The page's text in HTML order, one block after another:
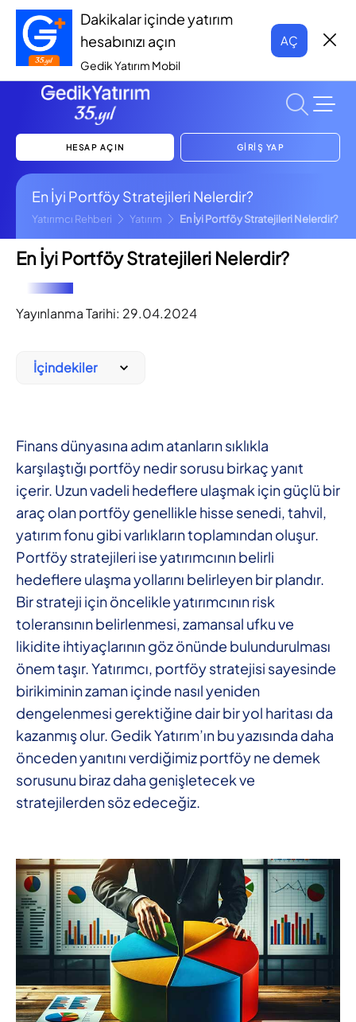
Dakikalar içinde yatırım
hesabınızı açın
Gedik Yatırım Mobil
AÇ
HESAP AÇIN GİRİŞ YAP
En İyi Portföy Stratejileri Nelerdir?
Yatırımcı Rehberi Yatırım En İyi Portföy Stratejileri Nelerdir?
En İyi Portföy Stratejileri Nelerdir?
Yayınlanma Tarihi: 29.04.2024
İçindekiler
Finans dünyasına adım atanların sıklıkla
karşılaştığı portföy nedir sorusu birkaç yanıt
içerir. Uzun vadeli hedeflere ulaşmak için güçlü bir
araç olan portföy genellikle hisse senedi, tahvil,
yatırım fonu gibi varlıkların toplamından oluşur.
Portföy stratejileri ise yatırımcının belirli
hedeflere ulaşma yollarını belirleyen bir plandır.
Bir strateji için öncelikle yatırımcının risk
toleransının belirlenmesi, zamansal ufku ve
likidite ihtiyaçlarının göz önünde bulundurulması
önem taşır. Yatırımcı, portföy stratejisi sayesinde
birikiminin zaman içinde nasıl yeniden
dengelenmesi gerektiğine dair bir yol haritası da
kazanmış olur. Gedik Yatırım’ın bu yazısında daha
önceden yanıtını verdiğimiz portföy ne demek
sorusunu biraz daha genişletecek ve
stratejilerden söz edeceğiz.